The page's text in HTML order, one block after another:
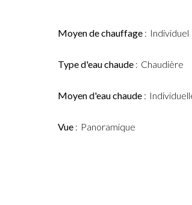
Moyen de chauffage Individuel
Type d'eau chaude Chaudière
Moyen d'eau chaude
Vue Panoramique